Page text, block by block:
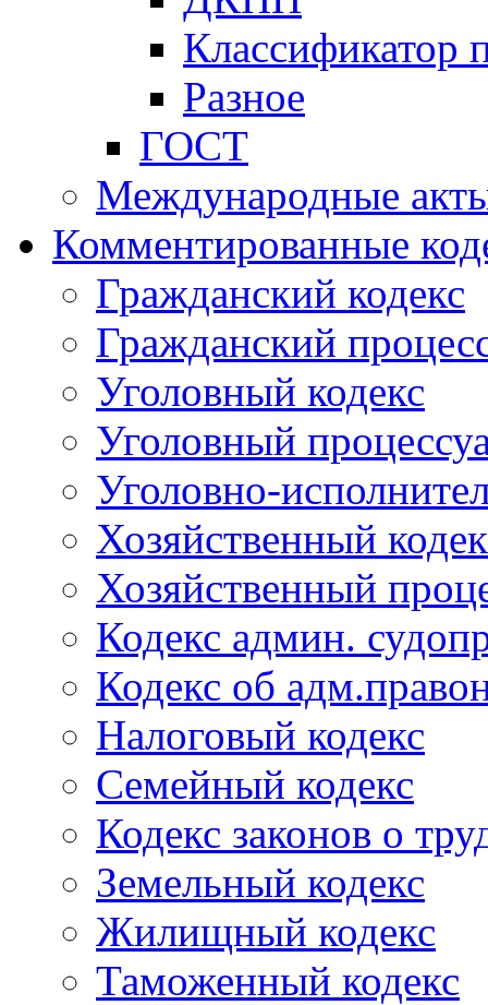
Классификатор
Разное
ГОСТ
Международные
Комментированные
Гражданский кодекс
Гражданский
Уголовный кодекс
Уголовный
Уголовно-
Хозяйственный
Хозяйственный
Кодекс админ.
Кодекс об
Налоговый кодекс
Семейный кодекс
Кодекс законов о
Земельный кодекс
Жилищный кодекс
Таможенный кодекс